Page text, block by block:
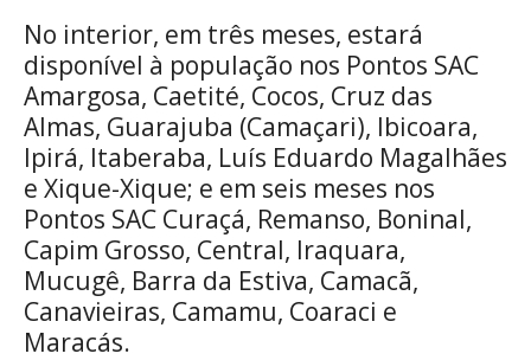
No interior, em três meses, estará
disponível à população nos Pontos SAC
Amargosa, Caetité, Cocos, Cruz das
Almas, Guarajuba (Camaçari), Ibicoara,
Ipirá, Itaberaba, Luís Eduardo Magalhães
e Xique-Xique; e em seis meses nos
Pontos SAC Curaçá, Remanso, Boninal,
Capim Grosso, Central, Iraquara,
Mucugê, Barra da Estiva, Camacã,
Canavieiras, Camamu, Coaraci e
Maracás.